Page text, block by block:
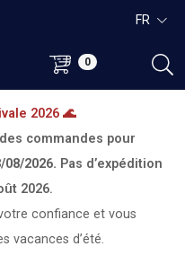
0
FR
2026 🌊
commandes pour
08/2026. Pas d’expédition
2026.
confiance et vous
vacances d’été.